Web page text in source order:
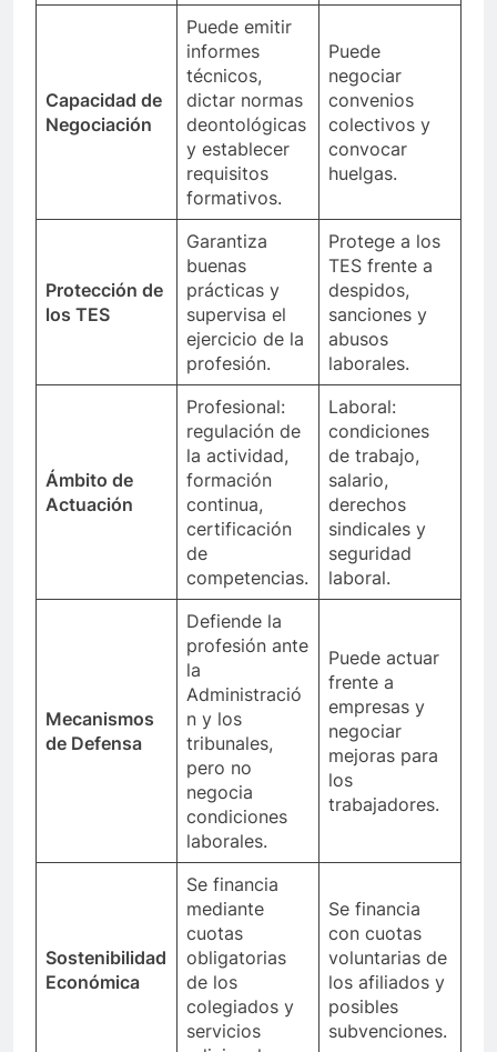
Capacidad de
Negociación
Puede emitir
informes
técnicos,
dictar normas
deontológicas
y establecer
requisitos
formativos.
Puede
negociar
convenios
colectivos y
convocar
huelgas.
Protección de
los TES
Garantiza
buenas
prácticas y
supervisa el
ejercicio de la
profesión.
Protege a los
TES frente a
despidos,
sanciones y
abusos
laborales.
Ámbito de
Actuación
Profesional:
regulación de
la actividad,
formación
continua,
certificación
de
competencias.
Laboral:
condiciones
de trabajo,
salario,
derechos
sindicales y
seguridad
laboral.
Mecanismos
de Defensa
Defiende la
profesión ante
la
Administració
n y los
tribunales,
pero no
negocia
condiciones
laborales.
Puede actuar
frente a
empresas y
negociar
mejoras para
los
trabajadores.
Sostenibilidad
Económica
Se financia
mediante
cuotas
obligatorias
de los
colegiados y
servicios
Se financia
con cuotas
voluntarias de
los afiliados y
posibles
subvenciones.